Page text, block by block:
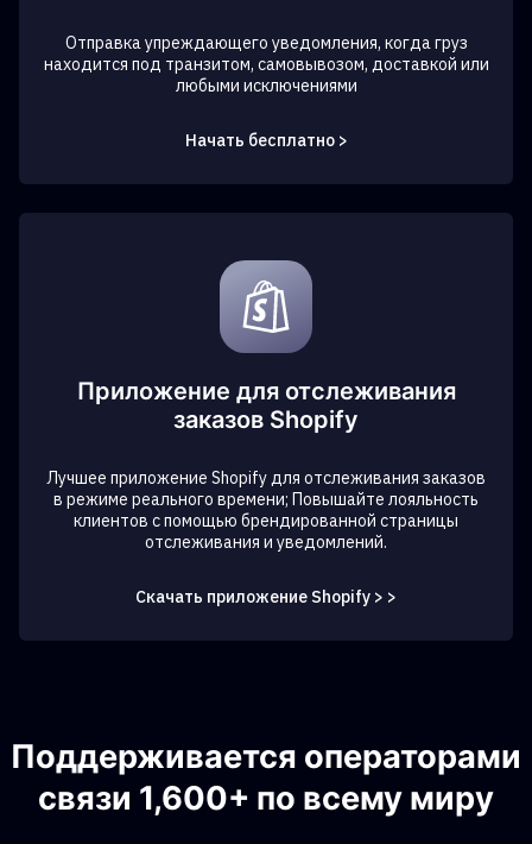
Отправка упреждающего уведомления, когда груз
находится под транзитом, самовывозом, доставкой или
любыми исключениями
Начать бесплатно >
Приложение для отслеживания
заказов Shopify
Лучшее приложение Shopify для отслеживания заказов
в режиме реального времени; Повышайте лояльность
клиентов с помощью брендированной страницы
отслеживания и уведомлений.
Скачать приложение Shopify > >
Поддерживается операторами
связи 1,600+ по всему миру